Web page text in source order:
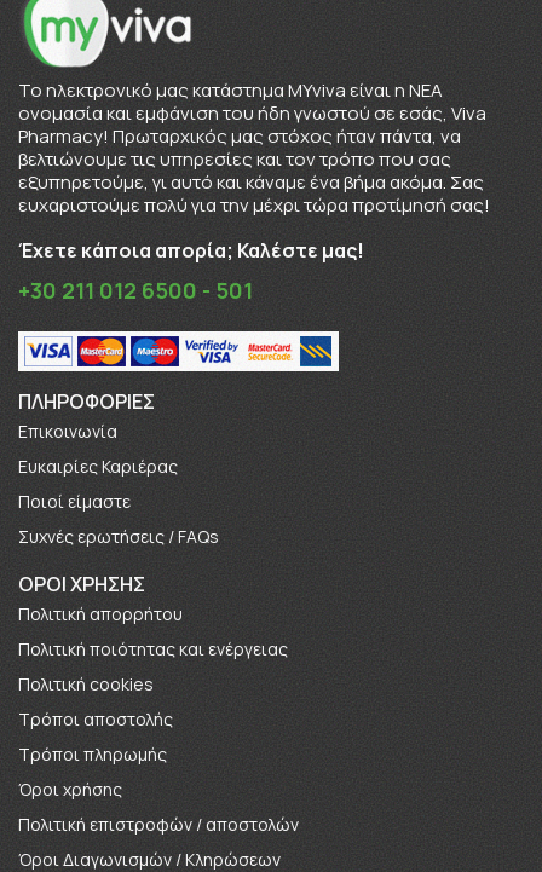
To ηλεκτρονικό μας κατάστημα MYviva είναι η ΝΕΑ
ονομασία και εμφάνιση του ήδη γνωστού σε εσάς, Viva
Pharmacy! Πρωταρχικός μας στόχος ήταν πάντα, να
βελτιώνουμε τις υπηρεσίες και τον τρόπο που σας
εξυπηρετούμε, γι αυτό και κάναμε ένα βήμα ακόμα. Σας
ευχαριστούμε πολύ για την μέχρι τώρα προτίμησή σας!
Έχετε κάποια απορία; Καλέστε μας!
+30 211 012 6500 - 501
ΠΛΗΡΟΦΟΡΊΕΣ
Επικοινωνία
Ευκαιρίες Καριέρας
Πoιοί είμαστε
Συχνές ερωτήσεις / FAQs
ΟΡΟΙ ΧΡΗΣΗΣ
Πολιτική απορρήτου
Πολιτική ποιότητας και ενέργειας
Πολιτική cookies
Τρόποι αποστολής
Τρόποι πληρωμής
Όροι χρήσης
Πολιτική επιστροφών / αποστολών
Όροι Διαγωνισμών / Κληρώσεων